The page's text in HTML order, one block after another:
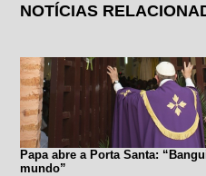
NOTÍCIAS
Papa abre a Porta Santa:
mundo”